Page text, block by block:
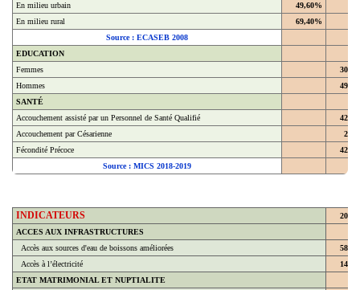
En milieu rural
69,40%
Source : ECASEB 2008
EDUCATION
Femmes
Hommes
SANTÉ
Accouchement assisté par un Personnel de Santé Qualifié
Accouchement par Césarienne
Fécondité Précoce
Source : MICS 2018-2019
INDICATEURS
2018
ACCES AUX INFRASTRUCTURES
Accès aux sources d'eau de boissons améliorées
Accès à l’électricité
ETAT MATRIMONIAL ET NUPTIALITE
Mariage av. l’âge de 15 ans